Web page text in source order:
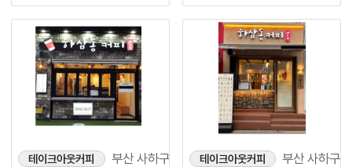
테이크아웃커피 부산 사하구 테이크아웃커피 부산 사하구